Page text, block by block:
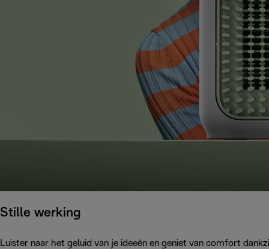
Stille werking
Luister naar het geluid van je ideeën en geniet van comfort